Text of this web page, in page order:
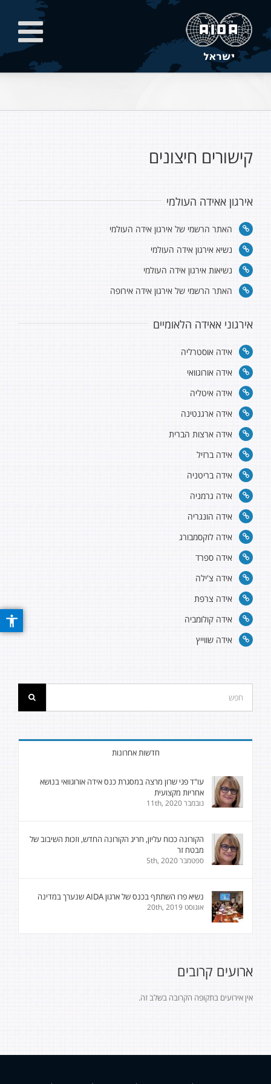
קישורים חיצונים
אירגון אאידה העולמי
האתר הרשמי של אירגון אידה העולמי
נשיא אירגון אידה העולמי
נשיאות אירגון אידה העולמי
האתר הרשמי של אירגון אידה אירופה
אירגוני אאידה הלאומיים
אידה אוסטרליה
אידה אורוגוואי
אידה איטליה
אידה ארגנטינה
אידה ארצות הברית
אידה ברזיל
אידה בריטניה
אידה גרמניה
אידה הונגריה
אידה לוקסמבורג
אידה ספרד
אידה צ'ילה
אידה צרפת
אידה קולומביה
אידה שווייץ
חדשות אחרונות
עו"ד פגי שרון מרצה במסגרת כנס אידה אורוגוואי בנושא
אחריות מקצועית
נובמבר 11th, 2020
הקורונה ככוח עליון, חריג הקורונה החדש, וזכות השיבוב של
מבטח זר
ספטמבר 5th, 2020
נשיא פרו השתתף בכנס של ארגון AIDA שנערך במדינה
אוגוסט 20th, 2019
ארועים קרובים
אין אירועים בתקופה הקרובה בשלב זה.